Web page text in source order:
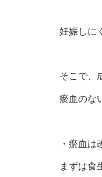
妊娠しに
そこで、
瘀血のな
・瘀血は
まずは食